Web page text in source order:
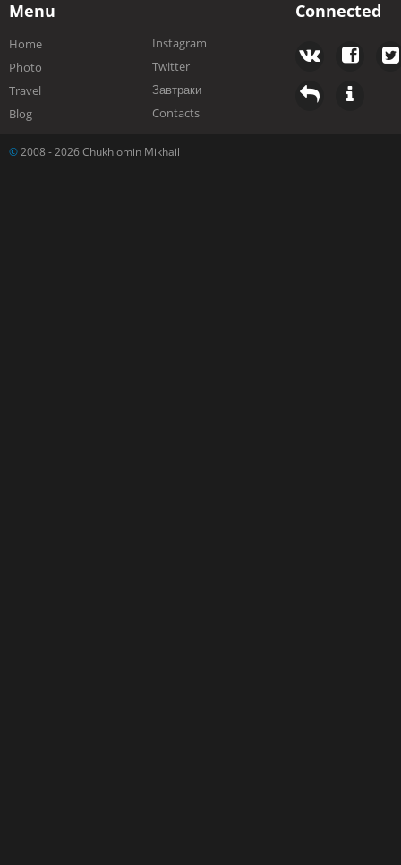
Menu
Home
Photo
Travel
Blog
Instagram
Twitter
Завтраки
Contacts
Connected
© 2008 - 2026 Chukhlomin Mikhail